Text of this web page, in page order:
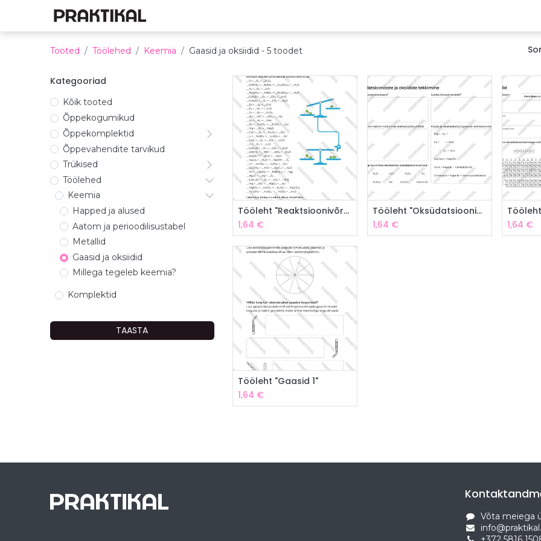
Tooted Töölehed Keemia Gaasid ja oksiidid - 5 toodet
Kategooriad
Kõik tooted
Õppekogumikud
Õppekomplektid
Õppevahendite tarvikud
Trükised
Töölehed
Keemia
Happed ja alused
Aatom ja perioodilisustabel
Metallid
Gaasid ja oksiidid
Millega tegeleb keemia?
Komplektid
TAASTA
Lisa ostukorvi
Tööleht "Reaktsioonivõrrandid"
1,64 €
Lisa ostukorvi
Tööleht "Oksüdatsiooniaste ja oksiidide tekkimine"
1,64 €
1,64 €
Lisa ostukorvi
Tööleht "Gaasid 1"
1,64 €
Võta meiega